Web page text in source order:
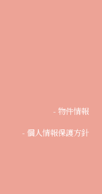
- 物件情報
- 個人情報保護方針